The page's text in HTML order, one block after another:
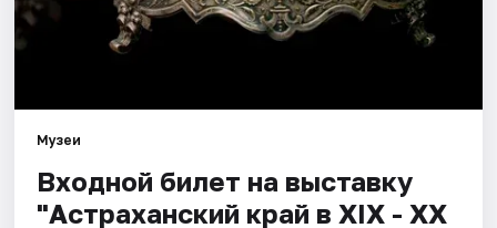
Музеи
Входной билет на выставку
"Астраханский край в XIX - XX